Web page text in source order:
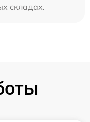
складах.